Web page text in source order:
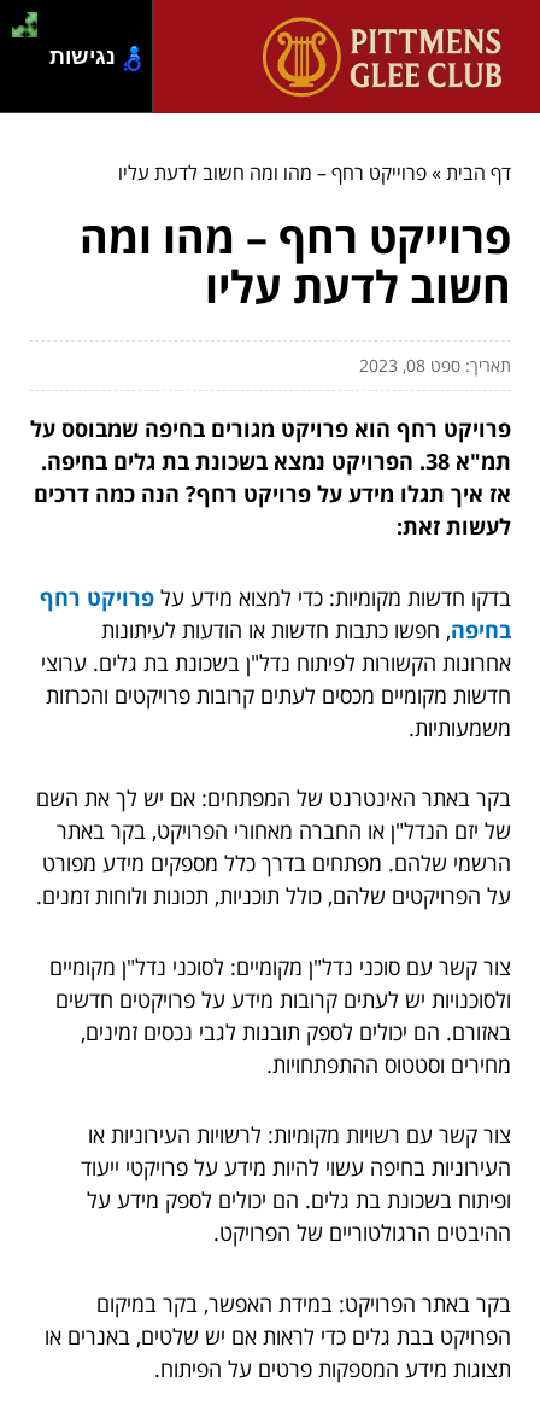
דף הבית»פרוייקט רחף – מהו ומה חשוב לדעת עליו
פרוייקט רחף – מהו ומה
חשוב לדעת עליו
תאריך: ספט 08, 2023
פרויקט רחף הוא פרויקט מגורים בחיפה שמבוסס על
תמ"א 38. הפרויקט נמצא בשכונת בת גלים בחיפה.
אז איך תגלו מידע על פרויקט רחף? הנה כמה דרכים
לעשות זאת:
בדקו חדשות מקומיות: כדי למצוא מידע על פרויקט רחף
בחיפה, חפשו כתבות חדשות או הודעות לעיתונות
אחרונות הקשורות לפיתוח נדל"ן בשכונת בת גלים. ערוצי
חדשות מקומיים מכסים לעתים קרובות פרויקטים והכרזות
משמעותיות.
בקר באתר האינטרנט של המפתחים: אם יש לך את השם
של יזם הנדל"ן או החברה מאחורי הפרויקט, בקר באתר
הרשמי שלהם. מפתחים בדרך כלל מספקים מידע מפורט
על הפרויקטים שלהם, כולל תוכניות, תכונות ולוחות זמנים.
צור קשר עם סוכני נדל"ן מקומיים: לסוכני נדל"ן מקומיים
ולסוכנויות יש לעתים קרובות מידע על פרויקטים חדשים
באזורם. הם יכולים לספק תובנות לגבי נכסים זמינים,
מחירים וסטטוס ההתפתחויות.
צור קשר עם רשויות מקומיות: לרשויות העירוניות או
העירוניות בחיפה עשוי להיות מידע על פרויקטי ייעוד
ופיתוח בשכונת בת גלים. הם יכולים לספק מידע על
ההיבטים הרגולטוריים של הפרויקט.
בקר באתר הפרויקט: במידת האפשר, בקר במיקום
הפרויקט בבת גלים כדי לראות אם יש שלטים, באנרים או
תצוגות מידע המספקות פרטים על הפיתוח.
נגישות